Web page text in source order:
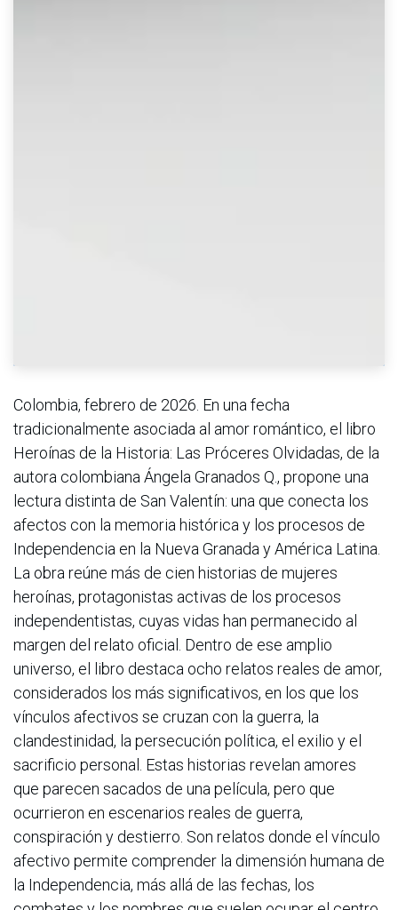
Colombia, febrero de 2026. En una fecha
tradicionalmente asociada al amor romántico, el libro
Heroínas de la Historia: Las Próceres Olvidadas, de la
autora colombiana Ángela Granados Q., propone una
lectura distinta de San Valentín: una que conecta los
afectos con la memoria histórica y los procesos de
Independencia en la Nueva Granada y América Latina.
La obra reúne más de cien historias de mujeres
heroínas, protagonistas activas de los procesos
independentistas, cuyas vidas han permanecido al
margen del relato oficial. Dentro de ese amplio
universo, el libro destaca ocho relatos reales de amor,
considerados los más significativos, en los que los
vínculos afectivos se cruzan con la guerra, la
clandestinidad, la persecución política, el exilio y el
sacrificio personal. Estas historias revelan amores
que parecen sacados de una película, pero que
ocurrieron en escenarios reales de guerra,
conspiración y destierro. Son relatos donde el vínculo
afectivo permite comprender la dimensión humana de
la Independencia, más allá de las fechas, los